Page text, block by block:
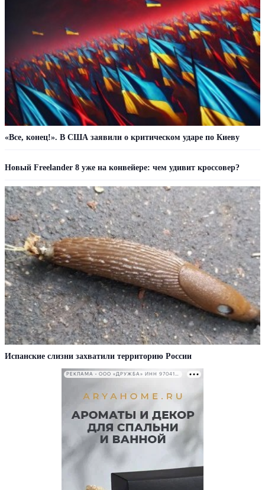
«Все, конец!». В США заявили о критическом ударе по Киеву
Новый Freelander 8 уже на конвейере: чем удивит кроссовер?
Испанские слизни захватили территорию России
РЕКЛАМА • ООО «ДРУЖБА» ИНН 9704146411